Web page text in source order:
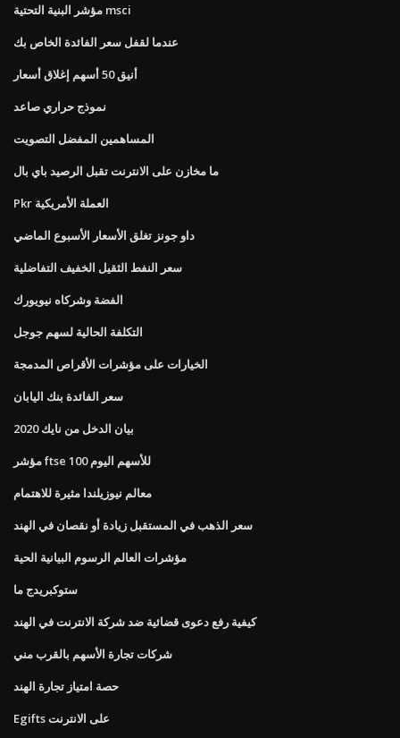
مؤشر البنية التحتية msci
عندما لقفل سعر الفائدة الخاص بك
أنيق 50 أسهم إغلاق أسعار
نموذج حراري صاعد
المساهمين المفضل التصويت
ما مخازن على الانترنت تقبل الرصيد باي بال
Pkr العملة الأمريكية
داو جونز تغلق الأسعار الأسبوع الماضي
سعر النفط الثقيل الخفيف التفاضلية
الفضة وشركاه نيويورك
التكلفة الحالية لسهم جوجل
الخيارات على مؤشرات الأقراص المدمجة
سعر الفائدة بنك اليابان
بيان الدخل من نايك 2020
مؤشر ftse 100 للأسهم اليوم
معالم نيوزيلندا مثيرة للاهتمام
سعر الذهب في المستقبل زيادة أو نقصان في الهند
مؤشرات العالم الرسوم البيانية الحية
ستوكبريدج ما
كيفية رفع دعوى قضائية ضد شركة الانترنت في الهند
شركات تجارة الأسهم بالقرب مني
حصة امتياز تجارة الهند
Egifts على الانترنت